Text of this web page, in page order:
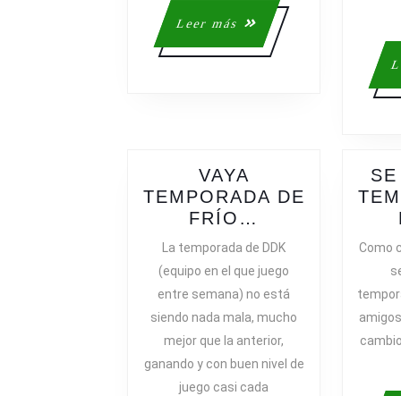
Leer más
Leer
más
VAYA
TEMPORADA DE
FRÍO…
TEMPORADA
FRÍO…
La temporada de DDK
(equipo en el que juego
entre semana) no está
siendo nada mala, mucho
mejor que la anterior,
ganando y con buen nivel de
juego casi cada
Como